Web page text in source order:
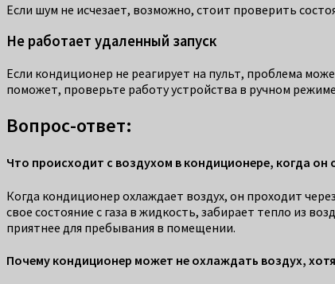
Если шум не исчезает, возможно, стоит проверить
Не работает удаленный запуск
Если кондиционер не реагирует на пульт, проблема
поможет, проверьте работу устройства в ручном
Вопрос-ответ:
Что происходит с воздухом в кондиционере, когда он
Когда кондиционер охлаждает воздух, он проходит
свое состояние с газа в жидкость, забирает тепло из
приятнее для пребывания в помещении.
Почему кондиционер может не охлаждать воздух,